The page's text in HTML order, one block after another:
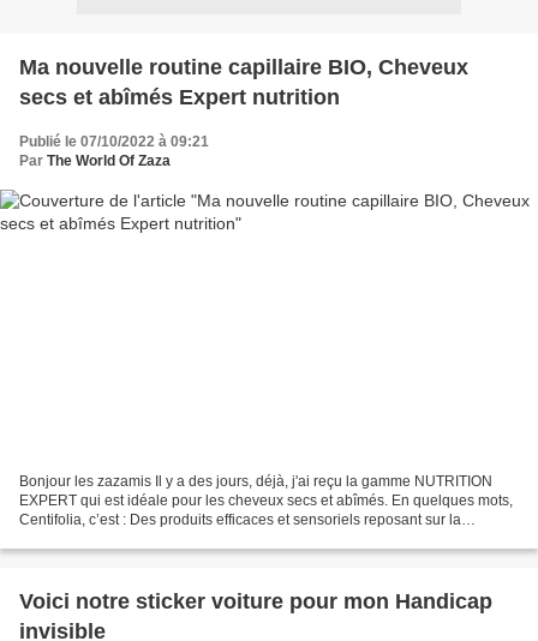
Ma nouvelle routine capillaire BIO, Cheveux
secs et abîmés Expert nutrition
Publié le 07/10/2022 à 09:21
Par The World Of Zaza
Bonjour les zazamis Il y a des jours, déjà, j'ai reçu la gamme NUTRITION
EXPERT qui est idéale pour les cheveux secs et abîmés. En quelques mots,
Centifolia, c’est : Des produits efficaces et sensoriels reposant sur la
Voici notre sticker voiture pour mon Handicap
invisible